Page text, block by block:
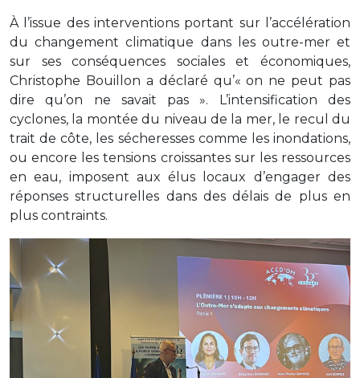
À l’issue des interventions portant sur l’accélération
du changement climatique dans les outre-mer et
sur ses conséquences sociales et économiques,
Christophe Bouillon a déclaré qu’« on ne peut pas
dire qu’on ne savait pas ». L’intensification des
cyclones, la montée du niveau de la mer, le recul du
trait de côte, les sécheresses comme les inondations,
ou encore les tensions croissantes sur les ressources
en eau, imposent aux élus locaux d’engager des
réponses structurelles dans des délais de plus en
plus contraints.